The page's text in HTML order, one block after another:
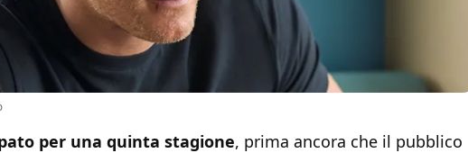
per una quinta stagione, prima ancora che il pubblico